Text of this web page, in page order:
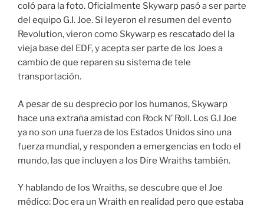
coló para la foto. Oficialmente Skywarp pasó a ser parte
del equipo G.I. Joe. Si leyeron el resumen del evento
Revolution, vieron como Skywarp es rescatado del la
vieja base del EDF, y acepta ser parte de los Joes a
cambio de que reparen su sistema de tele
transportación.
A pesar de su desprecio por los humanos, Skywarp
hace una extraña amistad con Rock N’ Roll. Los G.I Joe
ya no son una fuerza de los Estados Unidos sino una
fuerza mundial, y responden a emergencias en todo el
mundo, las que incluyen a los Dire Wraiths también.
Y hablando de los Wraiths, se descubre que el Joe
médico: Doc era un Wraith en realidad pero que estaba